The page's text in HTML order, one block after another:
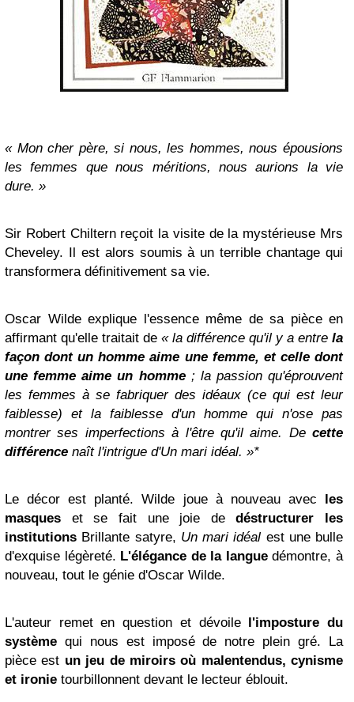
« Mon cher père, si nous, les hommes, nous épousions
les femmes que nous méritions, nous aurions la vie
dure. »
Sir Robert Chiltern reçoit la visite de la mystérieuse Mrs
Cheveley. Il est alors soumis à un terrible chantage qui
transformera définitivement sa vie.
Oscar Wilde explique l'essence même de sa pièce en
affirmant qu'elle traitait de « la différence qu'il y a entre la
façon dont un homme aime une femme, et celle dont
une femme aime un homme ; la passion qu'éprouvent
les femmes à se fabriquer des idéaux (ce qui est leur
faiblesse) et la faiblesse d'un homme qui n'ose pas
montrer ses imperfections à l'être qu'il aime. De cette
différence naît l'intrigue d'Un mari idéal. »*
Le décor est planté. Wilde joue à nouveau avec
les
masques
et se fait une joie de
déstructurer les
institutions Brillante satyre, Un mari idéal est une bulle
d'exquise légèreté. L'élégance de la langue démontre, à
nouveau, tout le génie d'Oscar Wilde.
L'auteur remet en question et dévoile l'imposture du
système qui nous est imposé de notre plein gré. La
pièce est un jeu de miroirs où malentendus, cynisme
et ironie tourbillonnent devant le lecteur éblouit.